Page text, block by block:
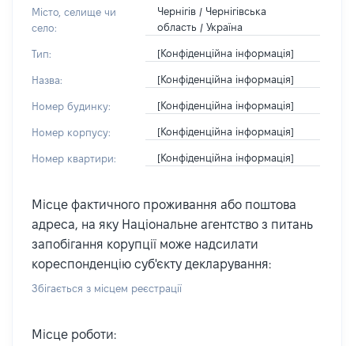
Місто, селище чи
село:
Чернігів / Чернігівська
область / Україна
Тип: [Конфіденційна інформація]
Назва: [Конфіденційна інформація]
Номер будинку: [Конфіденційна інформація]
Номер корпусу: [Конфіденційна інформація]
Номер квартири: [Конфіденційна інформація]
Місце фактичного проживання або поштова
адреса, на яку Національне агентство з питань
запобігання корупції може надсилати
кореспонденцію суб'єкту декларування:
Збігається з місцем реєстрації
Місце роботи: